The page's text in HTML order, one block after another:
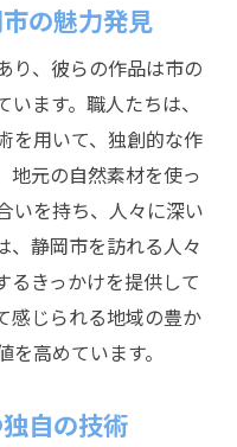
の魅力発見
り、彼らの作品は市の
ます。職人たちは、
を用いて、独創的な作
地元の自然素材を使っ
いを持ち、人々に深い
、静岡市を訪れる人々
るきっかけを提供して
感じられる地域の豊か
高めています。
自の技術